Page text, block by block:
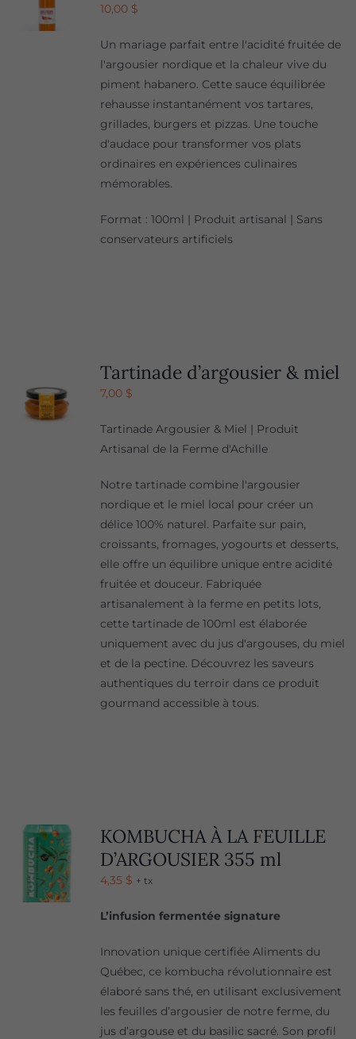
10,00 $
Un mariage parfait entre l'acidité fruitée de
l'argousier nordique et la chaleur vive du
piment habanero. Cette sauce équilibrée
rehausse instantanément vos tartares,
grillades, burgers et pizzas. Une touche
d'audace pour transformer vos plats
ordinaires en expériences culinaires
mémorables.
Format : 100ml | Produit artisanal | Sans
conservateurs artificiels
Tartinade d’argousier & miel
7,00 $
Tartinade Argousier & Miel | Produit
Artisanal de la Ferme d'Achille
Notre tartinade combine l'argousier
nordique et le miel local pour créer un
délice 100% naturel. Parfaite sur pain,
croissants, fromages, yogourts et desserts,
elle offre un équilibre unique entre acidité
fruitée et douceur. Fabriquée
artisanalement à la ferme en petits lots,
cette tartinade de 100ml est élaborée
uniquement avec du jus d'argouses, du miel
et de la pectine. Découvrez les saveurs
authentiques du terroir dans ce produit
gourmand accessible à tous.
KOMBUCHA À LA FEUILLE
D’ARGOUSIER 355 ml
4,35 $ + tx
L’infusion fermentée signature
Innovation unique certifiée Aliments du
Québec, ce kombucha révolutionnaire est
élaboré sans thé, en utilisant exclusivement
les feuilles d’argousier de notre ferme, du
jus d’argouse et du basilic sacré. Son profil